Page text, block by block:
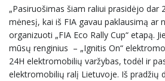
„Pasiruošimas šiam raliui prasidėjo dar
mėnesį, kai iš FIA gavau paklausimą ar
organizuoti „FIA Eco Rally Cup“ etapą.
mūsų renginius – „Ignitis On“
24H elektromobilių varžybas, todėl ir
elektromobilių ralį Lietuvoje. Iš pradžių